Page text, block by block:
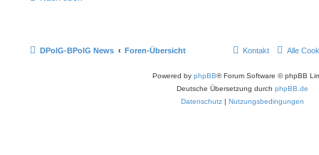
DPolG-BPolG News Foren-Übersicht Alle
Kontakt
Powered by phpBB® Forum Software © phpBB
Deutsche Übersetzung durch phpBB.de
Datenschutz | Nutzungsbedingungen